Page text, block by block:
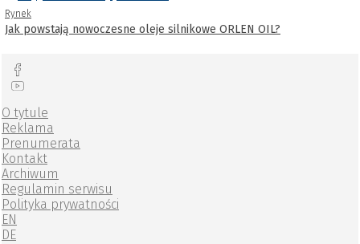
Rynek
Jak powstają nowoczesne oleje silnikowe ORLEN OIL?
O tytule
Reklama
Prenumerata
Kontakt
Archiwum
Regulamin serwisu
Polityka prywatności
EN
DE